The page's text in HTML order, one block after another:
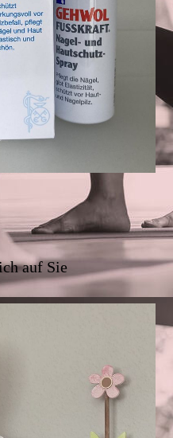
auf Sie